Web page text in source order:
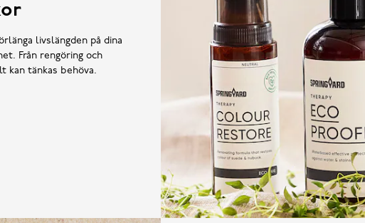
livslängden på dina
Från rengöring och
kan tänkas behöva.